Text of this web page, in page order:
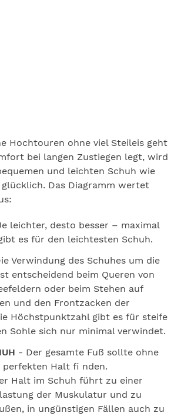
Hochtouren ohne viel Steileis geht
bei langen Zustiegen legt, wird
und leichten Schuh wie
Das Diagramm wertet
leichter, desto besser – maximal
es für den leichtesten Schuh.
Verwindung des Schuhes um die
entscheidend beim Queren von
oder beim Stehen auf
und den Frontzacken der
Höchstpunktzahl gibt es für steife
Sohle sich nur minimal verwindet.
- Der gesamte Fuß sollte ohne
Halt fi nden.
Halt im Schuh führt zu einer
der Muskulatur und zu
in ungünstigen Fällen auch zu